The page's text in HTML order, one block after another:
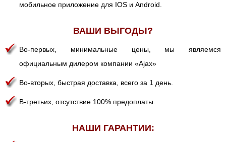
мобильное приложение для IOS и Android.
ВАШИ ВЫГОДЫ?
Во-первых, минимальные цены, мы являемся
официальным дилером компании «Ajax»
Во-вторых, быстрая доставка, всего за 1 день.
В-третьих, отсутствие 100% предоплаты.
НАШИ ГАРАНТИИ: